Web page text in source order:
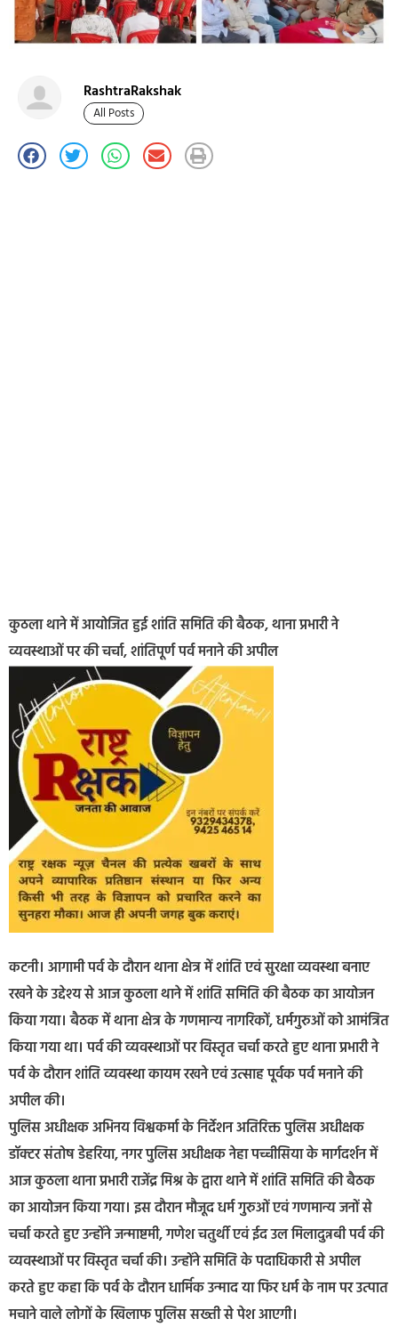
RashtraRakshak
All Posts
कुठला थाने में आयोजित हुई शांति समिति की बैठक, थाना प्रभारी ने
व्यवस्थाओं पर की चर्चा, शांतिपूर्ण पर्व मनाने की अपील
कटनी। आगामी पर्व के दौरान थाना क्षेत्र में शांति एवं सुरक्षा व्यवस्था बनाए
रखने के उद्देश्य से आज कुठला थाने में शांति समिति की बैठक का आयोजन
किया गया। बैठक में थाना क्षेत्र के गणमान्य नागरिकों, धर्मगुरुओं को आमंत्रित
किया गया था। पर्व की व्यवस्थाओं पर विस्तृत चर्चा करते हुए थाना प्रभारी ने
पर्व के दौरान शांति व्यवस्था कायम रखने एवं उत्साह पूर्वक पर्व मनाने की
अपील की।
पुलिस अधीक्षक अभिनय विश्वकर्मा के निर्देशन अतिरिक्त पुलिस अधीक्षक
डॉक्टर संतोष डेहरिया, नगर पुलिस अधीक्षक नेहा पच्चीसिया के मार्गदर्शन में
आज कुठला थाना प्रभारी राजेंद्र मिश्र के द्वारा थाने में शांति समिति की बैठक
का आयोजन किया गया। इस दौरान मौजूद धर्म गुरुओं एवं गणमान्य जनों से
चर्चा करते हुए उन्होंने जन्माष्टमी, गणेश चतुर्थी एवं ईद उल मिलादुन्नबी पर्व की
व्यवस्थाओं पर विस्तृत चर्चा की। उन्होंने समिति के पदाधिकारी से अपील
करते हुए कहा कि पर्व के दौरान धार्मिक उन्माद या फिर धर्म के नाम पर उत्पात
मचाने वाले लोगों के खिलाफ पुलिस सख्ती से पेश आएगी।